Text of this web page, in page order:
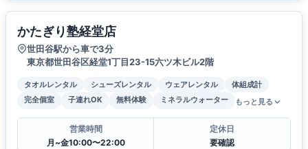
かたぎり塾経堂店
世田谷駅から車で3分
東京都世田谷区経堂1丁目23-15六ツ木ビル2階
タオルレンタル シューズレンタル ウェアレンタル
体組成計
完全個室
子連れOK 無料体験 ミネラルウォーター もっと見る
営業時間
月~金10:00〜22:00
定休日
要確認